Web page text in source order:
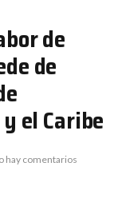
de
de
el Caribe
hay comentarios